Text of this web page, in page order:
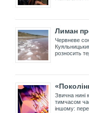
Лиман
Червневе
розносить
Звична нині
тимчасом
іншому: